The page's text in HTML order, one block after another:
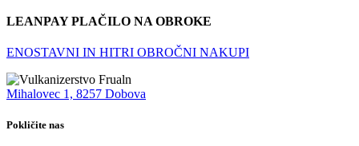
LEANPAY PLAČILO NA OBROKE
ENOSTAVNI IN HITRI OBROČNI NAKUPI
Mihalovec 1, 8257 Dobova
Pokličite nas